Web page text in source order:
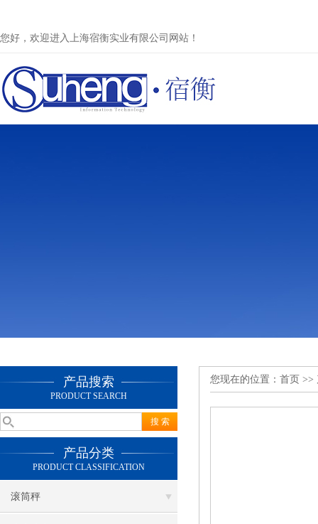
您好，欢迎进入上海宿衡实业有限公司网站！
产品搜索
PRODUCT SEARCH
产品分类
PRODUCT CLASSIFICATION
滚筒秤
您现在的位置： 首页 >>